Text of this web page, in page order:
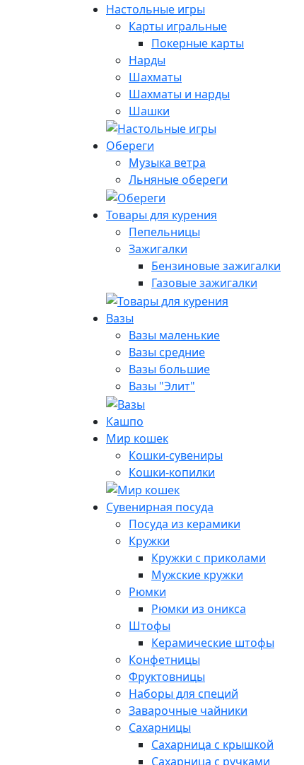
Настольные игры
Карты игральные
Покерные карты
Нарды
Шахматы
Шахматы и нарды
Шашки
Обереги
Музыка ветра
Льняные обереги
Товары для курения
Пепельницы
Зажигалки
Бензиновые зажигалки
Газовые зажигалки
Вазы
Вазы маленькие
Вазы средние
Вазы большие
Вазы "Элит"
Кашпо
Мир кошек
Кошки-сувениры
Кошки-копилки
Сувенирная посуда
Посуда из керамики
Кружки
Кружки с приколами
Мужские кружки
Рюмки
Рюмки из оникса
Штофы
Керамические штофы
Конфетницы
Фруктовницы
Наборы для специй
Заварочные чайники
Сахарницы
Сахарница с крышкой
Сахарница с ручками